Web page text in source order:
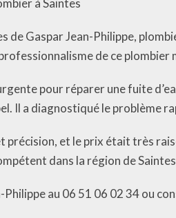
à Saintes
de Gaspar Jean-Philippe,
de ce plombier
pour réparer une fuite
Il a diagnostiqué le
précision, et le prix était très
dans la région de
Philippe au 06 51 06 02 34 ou